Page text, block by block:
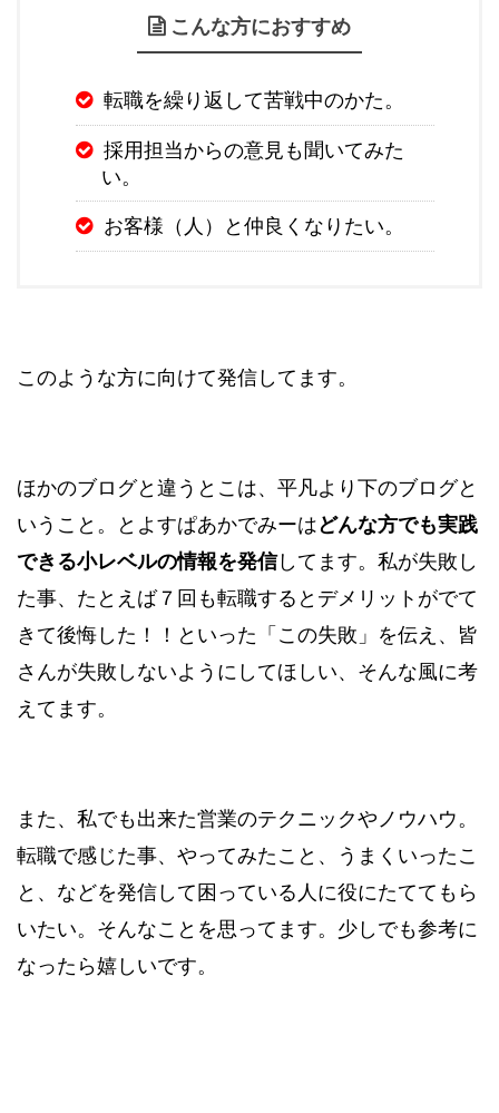
こんな方におすすめ
転職を繰り返して苦戦中のかた。
採用担当からの意見も聞いてみた
い。
お客様（人）と仲良くなりたい。
このような方に向けて発信してます。
ほかのブログと違うとこは、平凡より下のブログと
いうこと。とよすぱあかでみーはどんな方でも実践
できる小レベルの情報を発信してます。私が失敗し
た事、たとえば７回も転職するとデメリットがでて
きて後悔した！！といった「この失敗」を伝え、皆
さんが失敗しないようにしてほしい、そんな風に考
えてます。
また、私でも出来た営業のテクニックやノウハウ。
転職で感じた事、やってみたこと、うまくいったこ
と、などを発信して困っている人に役にたててもら
いたい。そんなことを思ってます。少しでも参考に
なったら嬉しいです。